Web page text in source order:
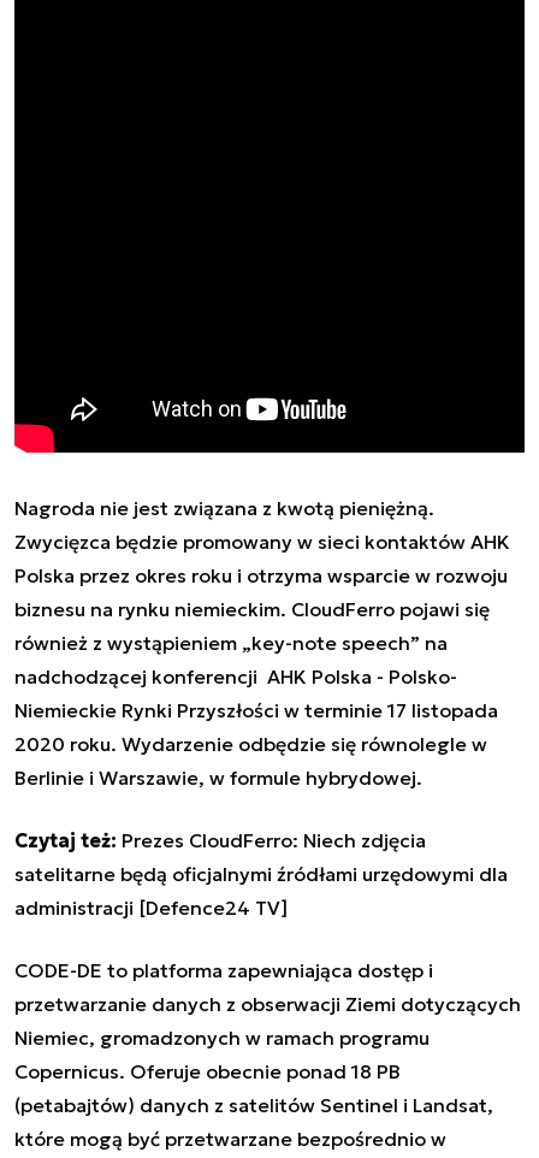
Nagroda nie jest związana z kwotą pieniężną.
Zwycięzca będzie promowany w sieci kontaktów AHK
Polska przez okres roku i otrzyma wsparcie w rozwoju
biznesu na rynku niemieckim. CloudFerro pojawi się
również z wystąpieniem „key-note speech” na
nadchodzącej konferencji AHK Polska - Polsko-
Niemieckie Rynki Przyszłości w terminie 17 listopada
2020 roku. Wydarzenie odbędzie się równolegle w
Berlinie i Warszawie, w formule hybrydowej.
Czytaj też: Prezes CloudFerro: Niech zdjęcia
satelitarne będą oficjalnymi źródłami urzędowymi dla
administracji [Defence24 TV]
CODE-DE to platforma zapewniająca dostęp i
przetwarzanie danych z obserwacji Ziemi dotyczących
Niemiec, gromadzonych w ramach programu
Copernicus. Oferuje obecnie ponad 18 PB
(petabajtów) danych z satelitów Sentinel i Landsat,
które mogą być przetwarzane bezpośrednio w